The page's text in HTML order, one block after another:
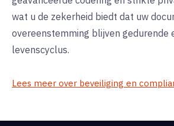
wat u de zekerheid biedt dat uw
overeenstemming blijven gedurende
levenscyclus.
Lees meer over beveiliging en